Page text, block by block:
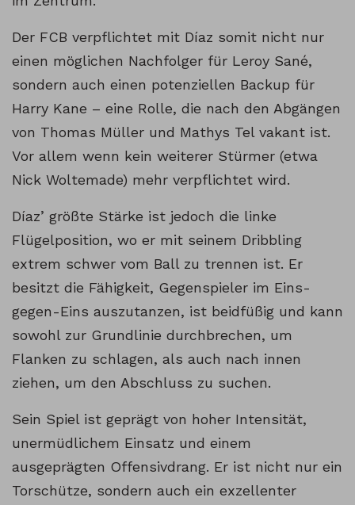
Der FCB verpflichtet mit Díaz somit nicht nur
einen möglichen Nachfolger für Leroy Sané,
sondern auch einen potenziellen Backup für
Harry Kane – eine Rolle, die nach den Abgängen
von Thomas Müller und Mathys Tel vakant ist.
Vor allem wenn kein weiterer Stürmer (etwa
Nick Woltemade) mehr verpflichtet wird.
Díaz’ größte Stärke ist jedoch die linke
Flügelposition, wo er mit seinem Dribbling
extrem schwer vom Ball zu trennen ist. Er
besitzt die Fähigkeit, Gegenspieler im Eins-
gegen-Eins auszutanzen, ist beidfüßig und kann
sowohl zur Grundlinie durchbrechen, um
Flanken zu schlagen, als auch nach innen
ziehen, um den Abschluss zu suchen.
Sein Spiel ist geprägt von hoher Intensität,
unermüdlichem Einsatz und einem
ausgeprägten Offensivdrang. Er ist nicht nur ein
Torschütze, sondern auch ein exzellenter